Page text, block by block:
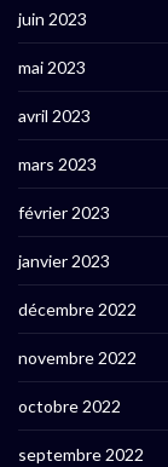
juin 2023
mai 2023
avril 2023
mars 2023
février 2023
janvier 2023
décembre 2022
novembre 2022
octobre 2022
septembre 2022